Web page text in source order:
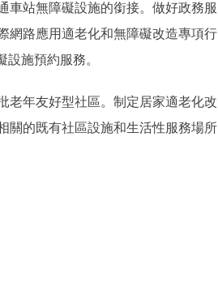
車站無障礙設施的銜接。做好政務服
網路應用適老化和無障礙改造專項行
施預約服務。
年友好型社區。制定居家適老化改
關的既有社區設施和生活性服務場所